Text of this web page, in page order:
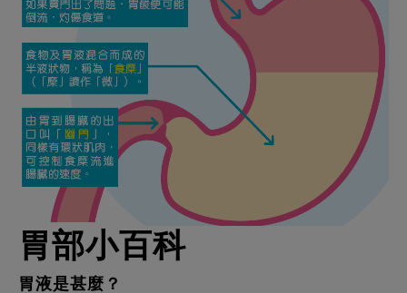
胃部小百科
胃液是甚麼？